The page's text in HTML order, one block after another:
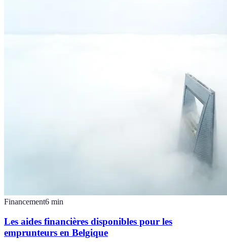
Financement6 min
Les aides financières disponibles pour les
emprunteurs en Belgique